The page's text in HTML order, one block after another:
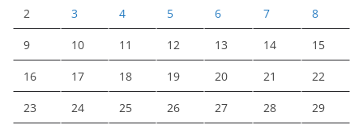
2 3 4 5 6 7 8
9 10 11 12 13 14 15
16 17 18 19 20 21 22
23 24 25 26 27 28 29